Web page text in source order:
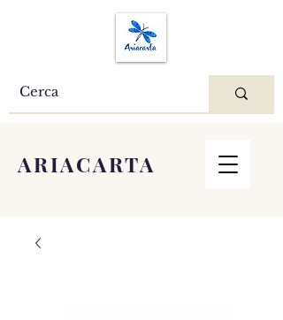
ARIACARTA